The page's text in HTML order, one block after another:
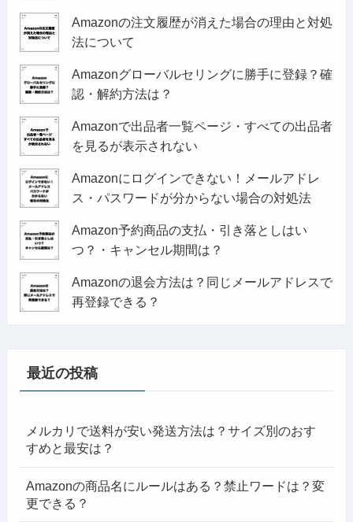
Amazonの注文履歴が消えた場合の理由と対処
法について
Amazonグローバルセリングに勝手に登録？確
認・解約方法は？
Amazonで出品者一覧ページ・すべての出品者
を見るが表示されない
Amazonにログインできない！メールアドレ
ス・パスワードが分からない場合の対処法
Amazon予約商品の支払・引き落としはい
つ？・キャンセル期間は？
Amazonの退会方法は？同じメールアドレスで
再登録できる？
最近の投稿
メルカリで送料が安い発送方法は？サイズ別のおす
すめと最安は？
Amazonの商品名にルールはある？禁止ワードは？変
更できる？